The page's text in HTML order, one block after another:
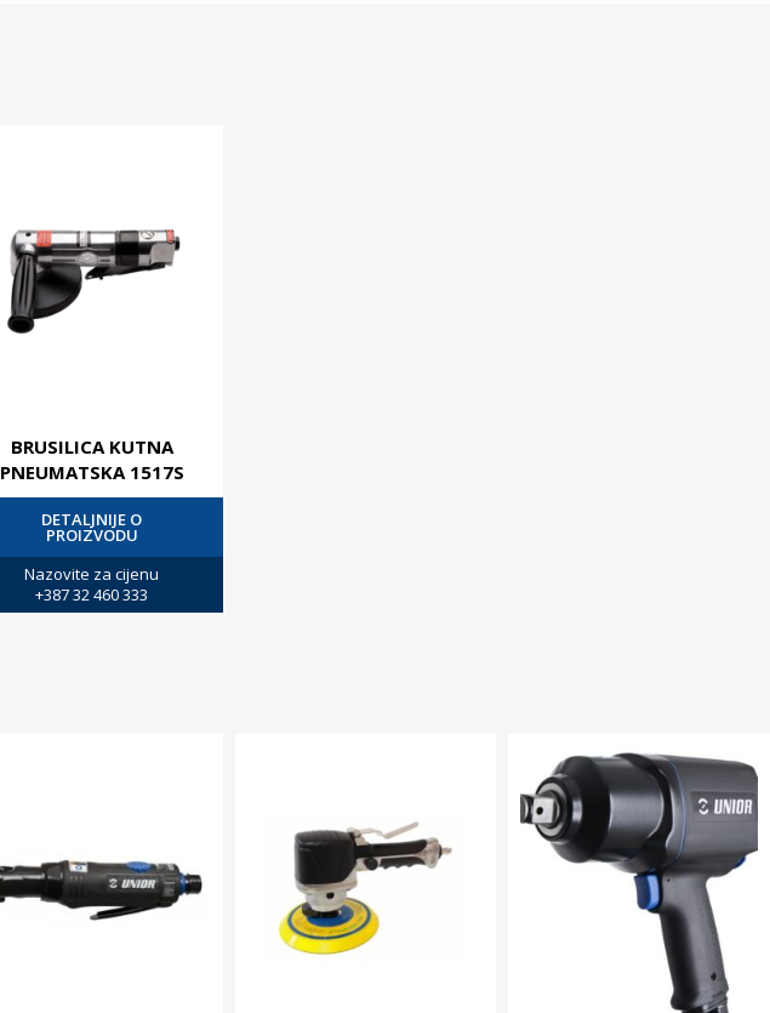
BRUSILICA KUTNA
PNEUMATSKA 1517S
DETALJNIJE O
PROIZVODU
Nazovite za cijenu
+387 32 460 333